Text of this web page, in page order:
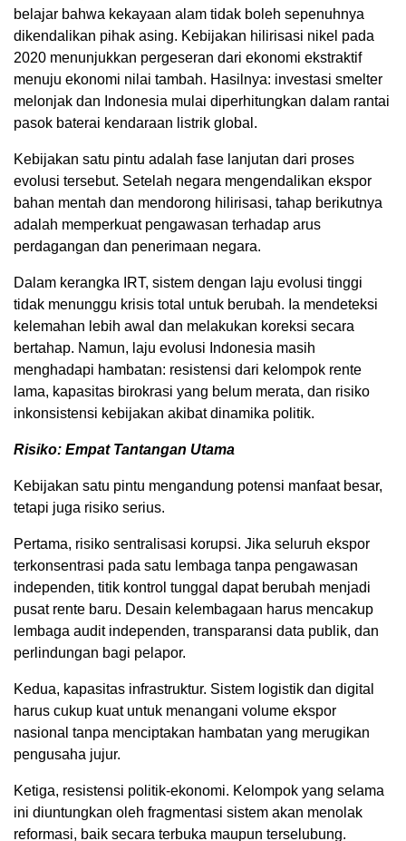
belajar bahwa kekayaan alam tidak boleh sepenuhnya
dikendalikan pihak asing. Kebijakan hilirisasi nikel pada
2020 menunjukkan pergeseran dari ekonomi ekstraktif
menuju ekonomi nilai tambah. Hasilnya: investasi smelter
melonjak dan Indonesia mulai diperhitungkan dalam rantai
pasok baterai kendaraan listrik global.
Kebijakan satu pintu adalah fase lanjutan dari proses
evolusi tersebut. Setelah negara mengendalikan ekspor
bahan mentah dan mendorong hilirisasi, tahap berikutnya
adalah memperkuat pengawasan terhadap arus
perdagangan dan penerimaan negara.
Dalam kerangka IRT, sistem dengan laju evolusi tinggi
tidak menunggu krisis total untuk berubah. Ia mendeteksi
kelemahan lebih awal dan melakukan koreksi secara
bertahap. Namun, laju evolusi Indonesia masih
menghadapi hambatan: resistensi dari kelompok rente
lama, kapasitas birokrasi yang belum merata, dan risiko
inkonsistensi kebijakan akibat dinamika politik.
Risiko: Empat Tantangan Utama
Kebijakan satu pintu mengandung potensi manfaat besar,
tetapi juga risiko serius.
Pertama, risiko sentralisasi korupsi. Jika seluruh ekspor
terkonsentrasi pada satu lembaga tanpa pengawasan
independen, titik kontrol tunggal dapat berubah menjadi
pusat rente baru. Desain kelembagaan harus mencakup
lembaga audit independen, transparansi data publik, dan
perlindungan bagi pelapor.
Kedua, kapasitas infrastruktur. Sistem logistik dan digital
harus cukup kuat untuk menangani volume ekspor
nasional tanpa menciptakan hambatan yang merugikan
pengusaha jujur.
Ketiga, resistensi politik-ekonomi. Kelompok yang selama
ini diuntungkan oleh fragmentasi sistem akan menolak
reformasi, baik secara terbuka maupun terselubung.